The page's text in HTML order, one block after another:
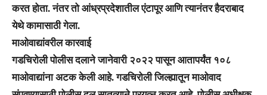
करत होता. नंतर तो आंध्रप्रदेशातील एंटापूर आणि त्यानंतर हैदराबाद
येथे कामासाठी गेला.
माओवाद्यांवरील कारवाई
गडचिरोली पोलीस दलाने जानेवारी २०२२ पासून आतापर्यंत १०८
माओवाद्यांना अटक केली आहे. गडचिरोली जिल्ह्यातून माओवाद